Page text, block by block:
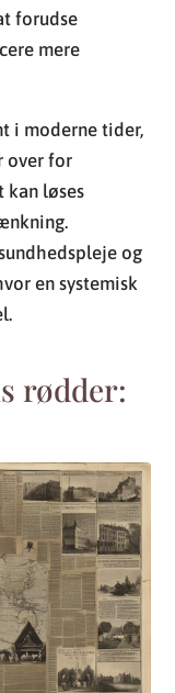
forudse
mere
i moderne tider,
over for
kan løses
og
en systemisk
rødder: